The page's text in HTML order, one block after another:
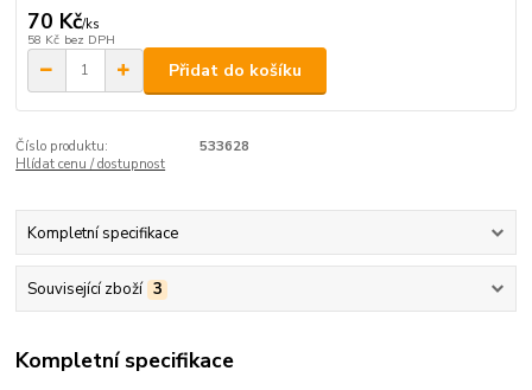
70 Kč/ks
58 Kč bez DPH
Přidat do košíku
Číslo produktu:
533628
Hlídat cenu / dostupnost
Kompletní specifikace
Související zboží 3
Kompletní specifikace